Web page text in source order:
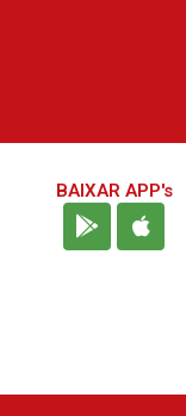
BAIXAR APP's